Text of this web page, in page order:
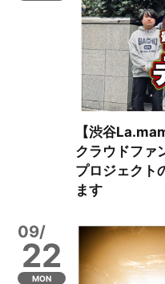
【渋谷
クラウドファ
プロジェクト
ます
09/
22
MON